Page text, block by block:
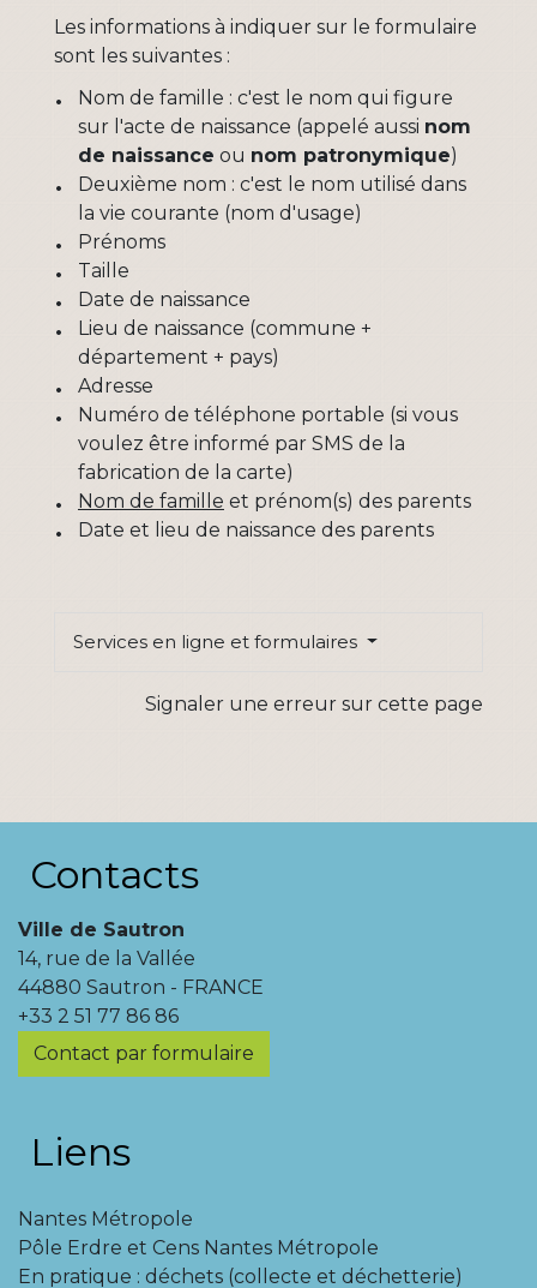
Les informations à indiquer sur le formulaire
sont les suivantes :
Nom de famille : c'est le nom qui figure
sur l'acte de naissance (appelé aussi nom
de naissance ou nom patronymique)
Deuxième nom : c'est le nom utilisé dans
la vie courante (nom d'usage)
Prénoms
Taille
Date de naissance
Lieu de naissance (commune +
département + pays)
Adresse
Numéro de téléphone portable (si vous
voulez être informé par SMS de la
fabrication de la carte)
Nom de famille et prénom(s) des parents
Date et lieu de naissance des parents
Services en ligne et formulaires
Signaler une erreur sur cette page
Contacts
Ville de Sautron
14, rue de la Vallée
44880 Sautron - FRANCE
+33 2 51 77 86 86
Contact par formulaire
Liens
Nantes Métropole
Pôle Erdre et Cens Nantes Métropole
En pratique : déchets (collecte et déchetterie)